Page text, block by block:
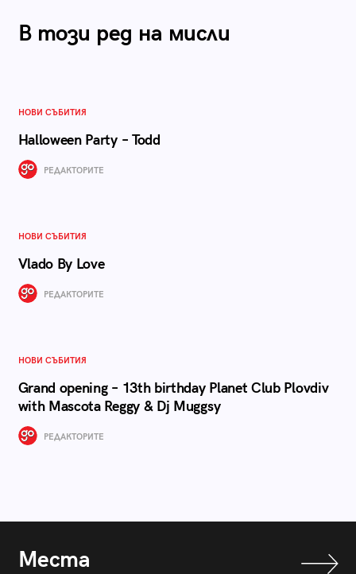
В този ред на мисли
НОВИ СЪБИТИЯ
Halloween Party – Todd
РЕДАКТОРИТЕ
НОВИ СЪБИТИЯ
Vlado By Love
РЕДАКТОРИТЕ
НОВИ СЪБИТИЯ
Grand opening – 13th birthday Planet Club Plovdiv
with Mascota Reggy & Dj Muggsy
РЕДАКТОРИТЕ
Места